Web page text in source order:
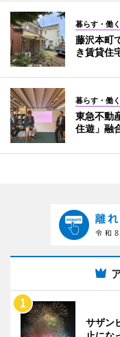
暮らす・働く
藤沢本町
き賃貸住
暮らす・働く
東急不動
住遊」融
サザン